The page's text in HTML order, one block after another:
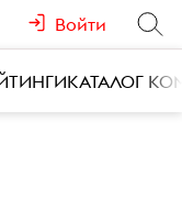
Войти
КАТАЛОГ